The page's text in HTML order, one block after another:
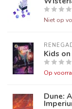
Niet op
Kids
Op
Dune: